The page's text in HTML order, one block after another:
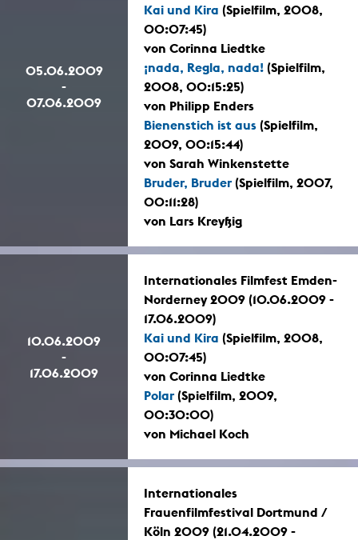
05.06.2009
-
07.06.2009
Kai und Kira (Spielfilm, 2008,
00:07:45)
von Corinna Liedtke
¡nada, Regla, nada! (Spielfilm,
2008, 00:15:25)
von Philipp Enders
Bienenstich ist aus (Spielfilm,
2009, 00:15:44)
von Sarah Winkenstette
Bruder, Bruder (Spielfilm, 2007,
00:11:28)
von Lars Kreyßig
10.06.2009
-
17.06.2009
Internationales Filmfest Emden-
Norderney 2009 (10.06.2009 -
17.06.2009)
Kai und Kira (Spielfilm, 2008,
00:07:45)
von Corinna Liedtke
Polar (Spielfilm, 2009,
00:30:00)
von Michael Koch
Internationales
Frauenfilmfestival Dortmund /
Köln 2009 (21.04.2009 -